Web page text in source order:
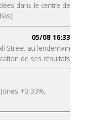
dans le centre de
05/08 16:33
Street au lendemain
de ses résultats
+0,33%,